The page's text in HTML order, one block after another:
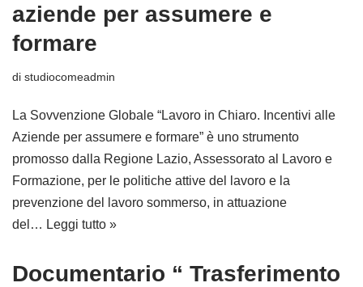
aziende per assumere e
formare
di studiocomeadmin
La Sovvenzione Globale “Lavoro in Chiaro. Incentivi alle
Aziende per assumere e formare” è uno strumento
promosso dalla Regione Lazio, Assessorato al Lavoro e
Formazione, per le politiche attive del lavoro e la
prevenzione del lavoro sommerso, in attuazione
del… Leggi tutto »
Documentario “ Trasferimento